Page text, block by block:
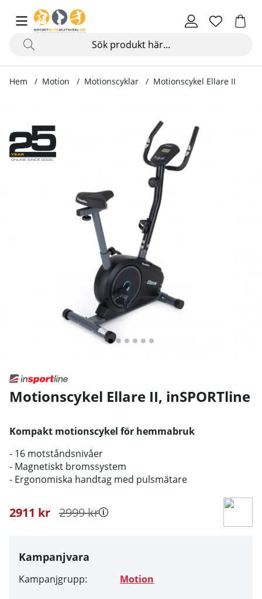
Hem Motion Motionscyklar Motionscykel Ellare II
Motionscykel Ellare II, inSPORTline
Kompakt motionscykel för hemmabruk
- 16 motståndsnivåer
- Magnetiskt bromssystem
- Ergonomiska handtag med pulsmätare
2999kr
2911 kr
Kampanjvara
Kampanjgrupp: Motion